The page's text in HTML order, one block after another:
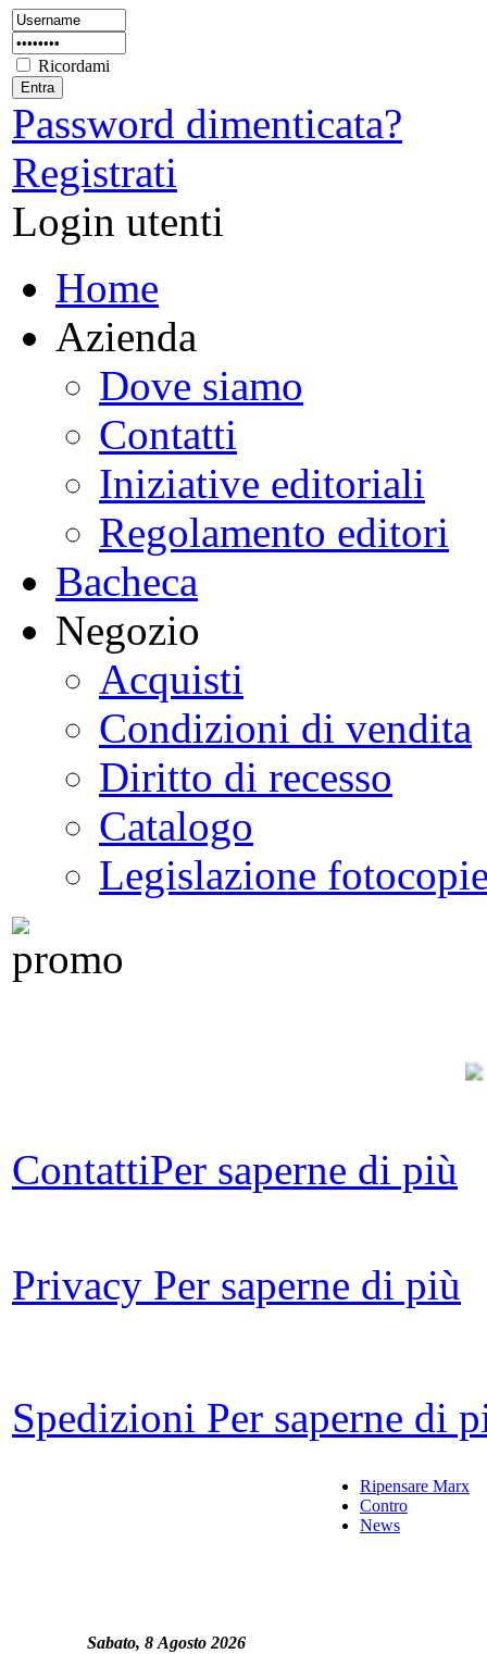
Ricordami
Password dimenticata?
Registrati
Login utenti
Home
Azienda
Dove siamo
Contatti
Iniziative editoriali
Regolamento editori
Bacheca
Negozio
Acquisti
Condizioni di vendita
Diritto di recesso
Catalogo
Legislazione
ContattiPer saperne di più
Privacy Per saperne di più
Spedizioni Per saperne di
Sabato, 8 Agosto 2026
Ripensare Marx
Contro
News